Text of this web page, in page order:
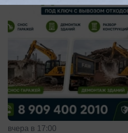
вчера в 17:00